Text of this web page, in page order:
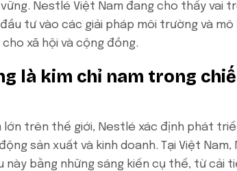
Nestlé Việt Nam đang cho thấy vai
tư vào các giải pháp môi trường và
xã hội và cộng đồng.
là kim chỉ nam trong
trên thế giới, Nestlé xác định phát
sản xuất và kinh doanh. Tại Việt
này bằng những sáng kiến cụ thể, từ cải